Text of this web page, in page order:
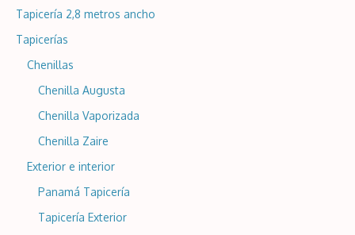
Tapicería 2,8 metros ancho
Tapicerías
Chenillas
Chenilla Augusta
Chenilla Vaporizada
Chenilla Zaire
Exterior e interior
Panamá Tapicería
Tapicería Exterior